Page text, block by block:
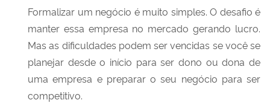
Formalizar um negócio é muito simples. O desafio é
manter essa empresa no mercado gerando lucro.
Mas as dificuldades podem ser vencidas se você se
planejar desde o início para ser dono ou dona de
uma empresa e preparar o seu negócio para ser
competitivo.